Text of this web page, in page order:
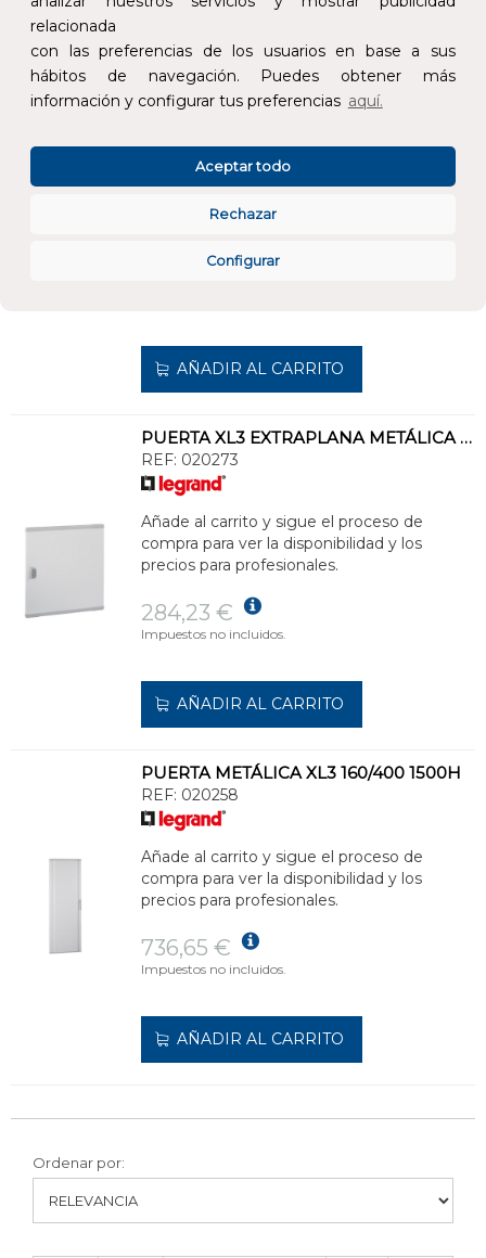
relacionada
con las preferencias de los usuarios en base a sus
hábitos de navegación. Puedes obtener más
información y configurar tus preferencias aquí.
Configurar
Rechazar
Aceptar todo
PUERTA METÁLICA XL3 160/400 900H
Añade al carrito y sigue el proceso de
compra para ver la disponibilidad y los
AÑADIR AL CARRITO
PUERTA XL3 EXTRAPLANA METÁLICA 600H
REF: 020273
Añade al carrito y sigue el proceso de
compra para ver la disponibilidad y los
precios para profesionales.
284,23 €
Impuestos no incluidos.
AÑADIR AL CARRITO
PUERTA METÁLICA XL3 160/400 1500H
REF: 020258
Añade al carrito y sigue el proceso de
compra para ver la disponibilidad y los
precios para profesionales.
736,65 €
Impuestos no incluidos.
AÑADIR AL CARRITO
Ordenar por: